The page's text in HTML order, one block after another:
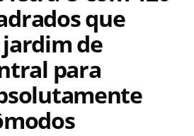
que
de
para